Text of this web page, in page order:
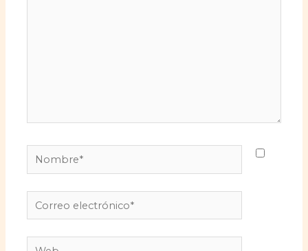
Nombre*
Correo
electrónico*
Web